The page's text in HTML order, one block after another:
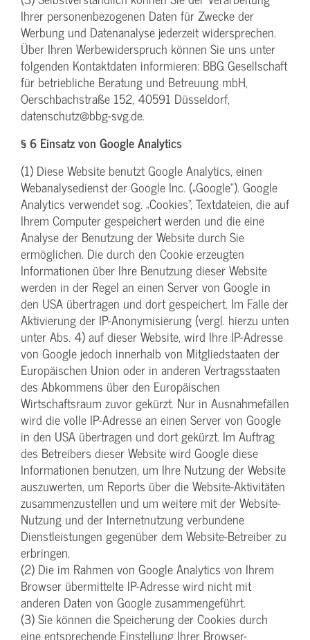
Ihrer personenbezogenen Daten für Zwecke der
Werbung und Datenanalyse jederzeit widersprechen.
Über Ihren Werbewiderspruch können Sie uns unter
folgenden Kontaktdaten informieren: BBG Gesellschaft
für betriebliche Beratung und Betreuung mbH,
Oerschbachstraße 152, 40591 Düsseldorf,
datenschutz@bbg-svg.de.
§ 6 Einsatz von Google Analytics
(1) Diese Website benutzt Google Analytics, einen
Webanalysedienst der Google Inc. („Google“). Google
Analytics verwendet sog. „Cookies“, Textdateien, die auf
Ihrem Computer gespeichert werden und die eine
Analyse der Benutzung der Website durch Sie
ermöglichen. Die durch den Cookie erzeugten
Informationen über Ihre Benutzung dieser Website
werden in der Regel an einen Server von Google in
den USA übertragen und dort gespeichert. Im Falle der
Aktivierung der IP-Anonymisierung (vergl. hierzu unten
unter Abs. 4) auf dieser Website, wird Ihre IP-Adresse
von Google jedoch innerhalb von Mitgliedstaaten der
Europäischen Union oder in anderen Vertragsstaaten
des Abkommens über den Europäischen
Wirtschaftsraum zuvor gekürzt. Nur in Ausnahmefällen
wird die volle IP-Adresse an einen Server von Google
in den USA übertragen und dort gekürzt. Im Auftrag
des Betreibers dieser Website wird Google diese
Informationen benutzen, um Ihre Nutzung der Website
auszuwerten, um Reports über die Website-Aktivitäten
zusammenzustellen und um weitere mit der Website-
Nutzung und der Internetnutzung verbundene
Dienstleistungen gegenüber dem Website-Betreiber zu
erbringen.
(2) Die im Rahmen von Google Analytics von Ihrem
Browser übermittelte IP-Adresse wird nicht mit
anderen Daten von Google zusammengeführt.
(3) Sie können die Speicherung der Cookies durch
eine entsprechende Einstellung Ihrer Browser-